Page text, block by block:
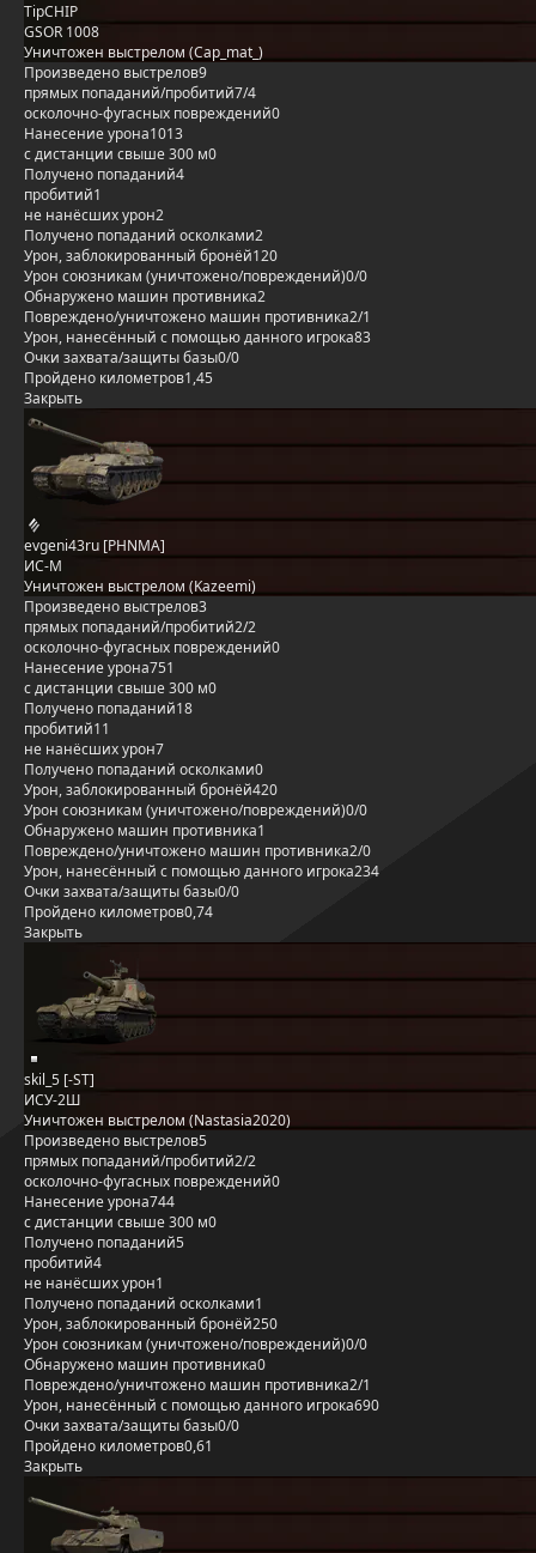
TipCHIP
GSOR 1008
Уничтожен выстрелом (Cap_mat_)
Произведено выстрелов9
прямых попаданий/пробитий7/4
осколочно-фугасных повреждений0
Нанесение урона1013
с дистанции свыше 300 м0
Получено попаданий4
пробитий1
не нанёсших урон2
Получено попаданий осколками2
Урон, заблокированный бронёй120
Урон союзникам (уничтожено/повреждений)0/0
Обнаружено машин противника2
Повреждено/уничтожено машин противника2/1
Урон, нанесённый с помощью данного игрока83
Очки захвата/защиты базы0/0
Пройдено километров1,45
Закрыть
evgeni43ru [PHNMA]
ИС-М
Уничтожен выстрелом (Kazeemi)
Произведено выстрелов3
прямых попаданий/пробитий2/2
осколочно-фугасных повреждений0
Нанесение урона751
с дистанции свыше 300 м0
Получено попаданий18
пробитий11
не нанёсших урон7
Получено попаданий осколками0
Урон, заблокированный бронёй420
Урон союзникам (уничтожено/повреждений)0/0
Обнаружено машин противника1
Повреждено/уничтожено машин противника2/0
Урон, нанесённый с помощью данного игрока234
Очки захвата/защиты базы0/0
Пройдено километров0,74
Закрыть
skil_5 [-ST]
ИСУ-2Ш
Уничтожен выстрелом (Nastasia2020)
Произведено выстрелов5
прямых попаданий/пробитий2/2
осколочно-фугасных повреждений0
Нанесение урона744
с дистанции свыше 300 м0
Получено попаданий5
пробитий4
не нанёсших урон1
Получено попаданий осколками1
Урон, заблокированный бронёй250
Урон союзникам (уничтожено/повреждений)0/0
Обнаружено машин противника0
Повреждено/уничтожено машин противника2/1
Урон, нанесённый с помощью данного игрока690
Очки захвата/защиты базы0/0
Пройдено километров0,61
Закрыть